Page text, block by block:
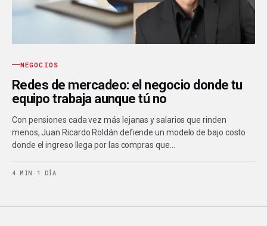
NEGOCIOS
Redes de mercadeo: el negocio donde tu
equipo trabaja aunque tú no
Con pensiones cada vez más lejanas y salarios que rinden
menos, Juan Ricardo Roldán defiende un modelo de bajo costo
donde el ingreso llega por las compras que…
4 MIN · 1 DÍA